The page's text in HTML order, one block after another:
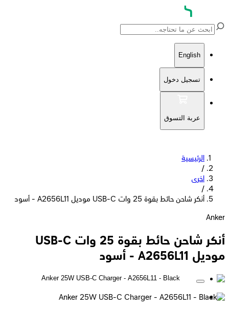
English
تسجيل دخول
عربة التسوق
الرئيسية
/
اخرى
/
أنكر شاحن حائط بقوة 25 وات USB-C موديل A2656L11 - أسود
Anker
أنكر شاحن حائط بقوة 25 وات USB-C
موديل A2656L11 - أسود